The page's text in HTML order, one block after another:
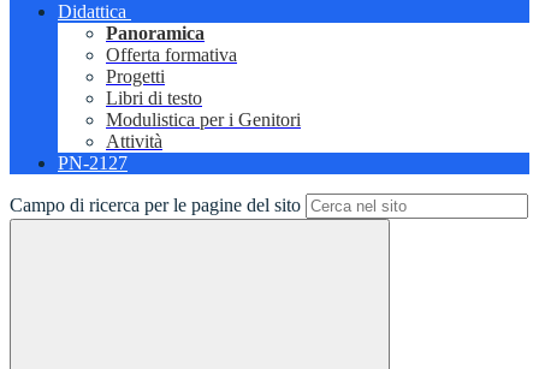
Didattica
Panoramica
Offerta formativa
Progetti
Libri di testo
Modulistica per i Genitori
Attività
PN-2127
Campo di ricerca per le pagine del sito